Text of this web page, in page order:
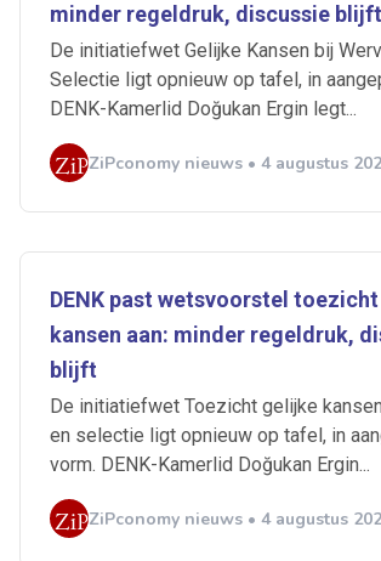
minder regeldruk, discussie blijft
De initiatiefwet Gelijke Kansen bij
Selectie ligt opnieuw op tafel, in
DENK-Kamerlid Doğukan Ergin legt...
ZiPconomy nieuws • 4 augustus
DENK past wetsvoorstel
kansen aan: minder regeldruk,
blijft
De initiatiefwet Toezicht gelijke
en selectie ligt opnieuw op tafel, in
vorm. DENK-Kamerlid Doğukan Ergin...
ZiPconomy nieuws • 4 augustus